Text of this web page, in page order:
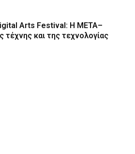
Arts Festival: Η ΜΕΤΑ–
τέχνης και της τεχνολογίας